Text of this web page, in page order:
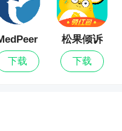
下载
松果倾诉
下载